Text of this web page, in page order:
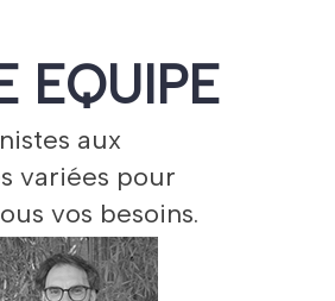
EQUIPE
aux
variées pour
vos besoins.